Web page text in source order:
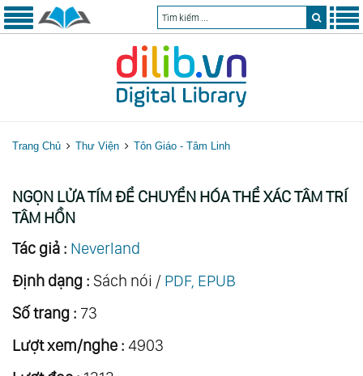
Trang Chủ Thư Viện Tôn Giáo - Tâm Linh
NGỌN LỬA TÍM ĐỂ CHUYỂN HÓA THỂ XÁC TÂM TRÍ
TÂM HỒN
Tác giả : Neverland
Định dạng : Sách nói / PDF, EPUB
Số trang : 73
Lượt xem/nghe : 4903